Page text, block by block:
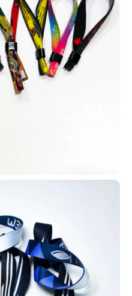
e adaptação.
melhor os membros e utilizar
evangelização em hospitais,
e missões no exterior.
de alta qualidade
premiações internas.
AlternativaCard podem ser
NFC (125 MHz ou 13,56 kHz),
de barras, tarjas
permite a criação de
e crie automações com
em contato e solicite o seu